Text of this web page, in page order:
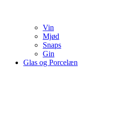
Vin
Mjød
Snaps
Gin
Glas og Porcelæn